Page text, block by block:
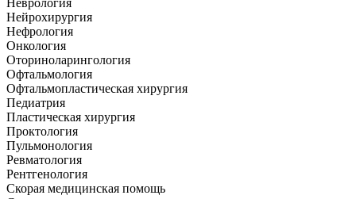
Нейрохирургия
Нефрология
Онкология
Оториноларингология
Офтальмология
Офтальмопластическая хирургия
Педиатрия
Пластическая хирургия
Проктология
Пульмонология
Ревматология
Рентгенология
Скорая медицинская помощь